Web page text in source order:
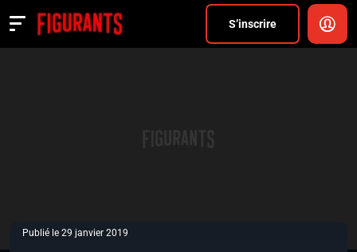
S’inscrire
Actualités
Publié le 29 janvier 2019